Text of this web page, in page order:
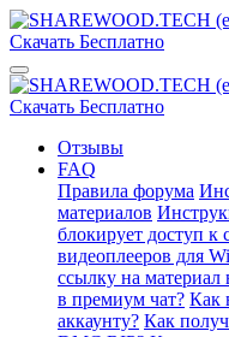
Отзывы
FAQ
Правила форума
материалов
блокирует доступ к
видеоплееров для
ссылку на
в премиум чат? Как
аккаунту? Как